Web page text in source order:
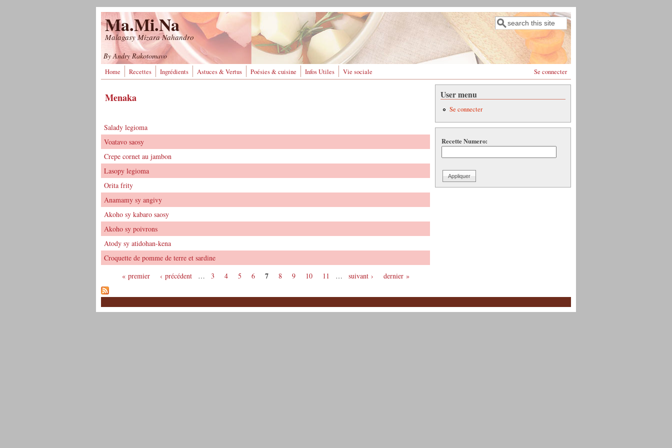
Ma.Mi.Na
Malagasy Mizara Nahandro
Formulaire de recherche
Rechercher
By Andry Rakotomavo
Home Recettes Ingrédients Astuces & Vertus Poésies & cuisine Infos Utiles Vie sociale Se connecter
Menaka
Salady legioma
Voatavo saosy
Crepe cornet au jambon
Lasopy legioma
Orita frity
Anamamy sy angivy
Akoho sy kabaro saosy
Akoho sy poivrons
Atody sy atidohan-kena
Croquette de pomme de terre et sardine
Pages« premier ‹ précédent … 3 4 5 6 7 8 9 10 11 … suivant › dernier »
User menu
Se connecter
Recette Numero: